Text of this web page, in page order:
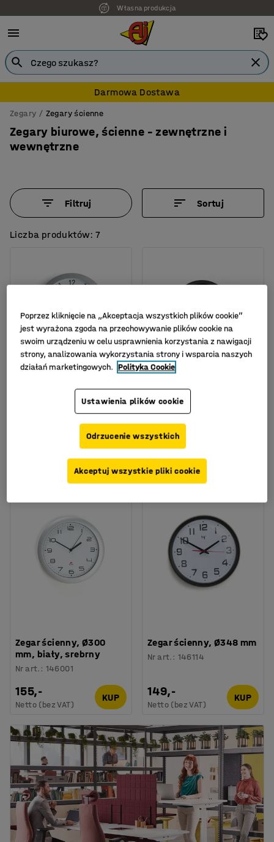
Darmowa Dostawa
Zegary Zegary ścienne
Zegary biurowe, ścienne – zewnętrzne i
wewnętrzne
Filtruj Sortuj
Liczba produktów: 7
Zegar ścienny, Ø600
mm, biały, srebrny
Zegar ścienny
elektroniczny, Ø300
mm, czarny
Nr art.:146003
379,-
Netto (bez VAT)
Zegar ścienny, Ø300
mm, biały, srebrny
Nr art. : 146001
155,-
Netto (bez VAT)
KUP
Zegar ścienny, Ø348 mm
Nr art. : 146114
149,-
Netto (bez VAT)
KUP
Poprzez kliknięcie na „Akceptacja wszystkich plików cookie”
jest wyrażona zgoda na przechowywanie plików cookie na
swoim urządzeniu w celu usprawnienia korzystania z nawigacji
strony, analizowania wykorzystania strony i wsparcia naszych
działań marketingowych. Polityka Cookie
Ustawienia plików cookie
Odrzucenie wszystkich
Akceptuj wszystkie pliki cookie